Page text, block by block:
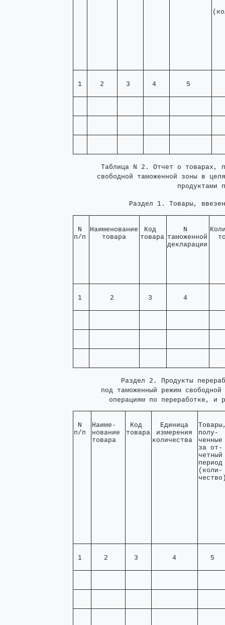
1
   2
  3
  4
    5
Таблица N 2. Отчет о товарах,
свободной таможенной зоны в
Раздел 1. Товары,
N
п/п
Наименование
   товара
Код
товара
    N
таможенной
декларации
1
     2
  3
    4
Раздел 2. Продукты
под таможенный режим
операциям по переработке, и
N
п/п
Наиме-
нование
товара
Код
товара
  Единица
измерения
количества
за
1
   2
  3
     4